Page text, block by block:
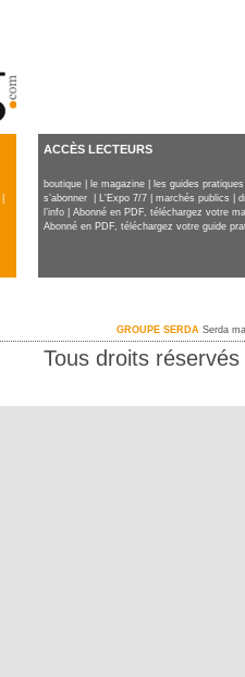
ACCÈS LECTEURS
boutique le magazine les guides pratiques
s’abonner
L'Expo 7/7 marchés publics
l’info
Abonné en PDF, téléchargez votre
Abonné en PDF, téléchargez votre guide
GROUPE SERDA Serda
Tous droits